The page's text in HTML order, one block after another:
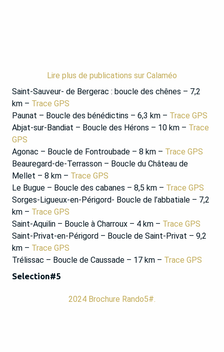
Lire plus de publications sur Calaméo
Saint-Sauveur- de Bergerac : boucle des chênes – 7,2
km – Trace GPS
Paunat – Boucle des bénédictins – 6,3 km – Trace GPS
Abjat-sur-Bandiat – Boucle des Hérons – 10 km – Trace
GPS
Agonac – Boucle de Fontroubade – 8 km – Trace GPS
Beauregard-de-Terrasson – Boucle du Château de
Mellet – 8 km – Trace GPS
Le Bugue – Boucle des cabanes – 8,5 km – Trace GPS
Sorges-Ligueux-en-Périgord- Boucle de l’abbatiale – 7,2
km – Trace GPS
Saint-Aquilin – Boucle à Charroux – 4 km – Trace GPS
Saint-Privat-en-Périgord – Boucle de Saint-Privat – 9,2
km – Trace GPS
Trélissac – Boucle de Caussade – 17 km – Trace GPS
Selection#5
2024 Brochure Rando5#.